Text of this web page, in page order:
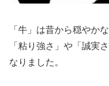
「牛」は昔から穏やか
「粘り強さ」や「誠実
なりました。